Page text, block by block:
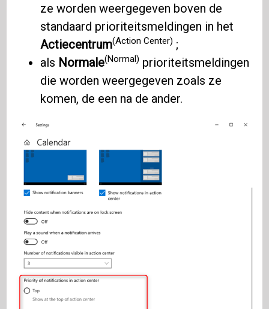
ze worden weergegeven boven de
standaard prioriteitsmeldingen in het
Actiecentrum(Action Center) ;
als Normale(Normal) prioriteitsmeldingen
die worden weergegeven zoals ze
komen, de een na de ander.